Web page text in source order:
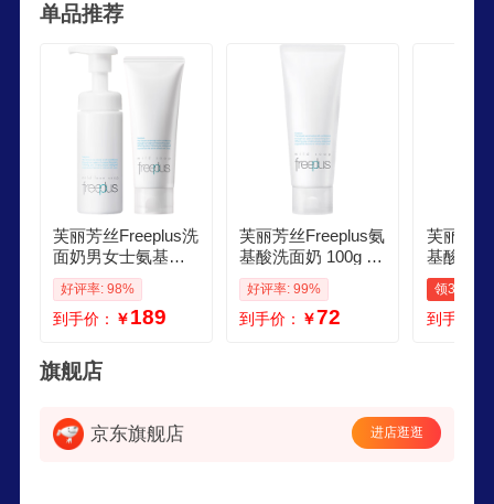
其是敏感肌肤。其丰富细腻的泡沫能够彻底清洁毛
孔内的污垢和多余油脂，同时保湿锁水，令肌肤洁
单品推荐
芙丽芳丝Freeplus洗
面奶男女士氨基酸
洁面100g泡沫慕斯1
50ml生日母亲节礼
物送妈妈
好评率: 98%
到手价： ￥189
芙丽芳丝Freeplus氨
基酸洗面奶 100g 温
润绵密 深层清洁 控
油保湿提亮肤色收
缩毛孔
好评率: 99%
到手价： ￥72
芙丽芳
基酸系
士温润
密囤货
50g
领30元券
到手价：
旗舰店
京东旗舰店 进店逛逛